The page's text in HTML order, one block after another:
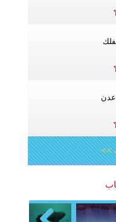
عدن
>>